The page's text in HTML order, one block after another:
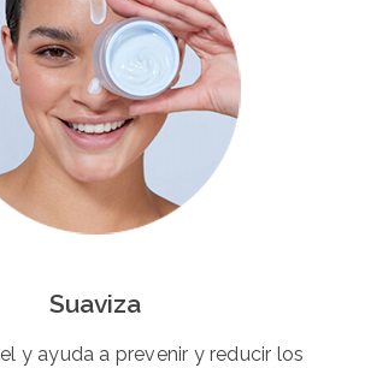
Suaviza
y ayuda a prevenir y reducir los